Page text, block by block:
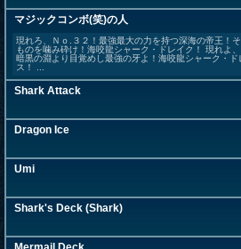
マジックコンボ(笑)の人
現れろ、Ｎｏ.３２！最強最大の力を持つ深海の帝王！
ものを噛み砕け！海咬龍シャーク・ドレイク！ 現れよ
暗黒の淵より目覚めし最強の牙よ！海咬龍シャーク・ド
ス！ ...
Shark Attack
Dragon Ice
Umi
Shark's Deck (Shark)